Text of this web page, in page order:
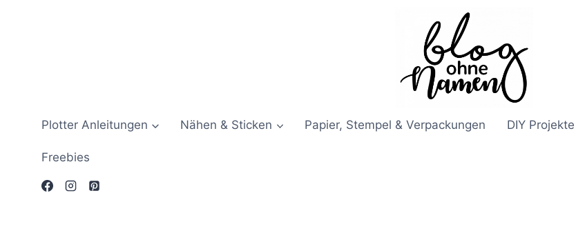
Plotter Anleitungen Nähen & Sticken Papier, Stempel & Verpackungen DIY Projekte
Freebies